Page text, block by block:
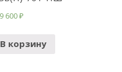
600₽
В корзину